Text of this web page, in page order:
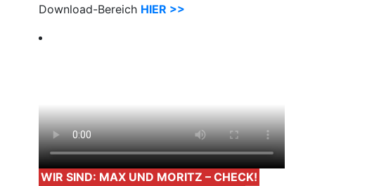
Download-Bereich HIER >>
WIR SIND: MAX UND MORITZ – CHECK!